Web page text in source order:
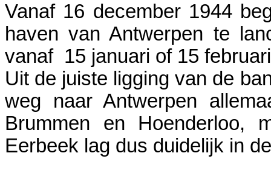
Vanaf 16 december 1944
haven van Antwerpen te
vanaf 15 januari of 15
Uit de juiste ligging van de
weg naar Antwerpen
Brummen en
Eerbeek lag dus duidelijk in